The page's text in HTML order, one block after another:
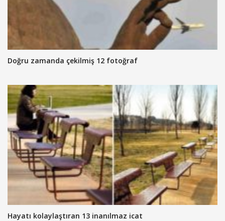
Doğru zamanda çekilmiş 12 fotoğraf
Hayatı kolaylaştıran 13 inanılmaz icat